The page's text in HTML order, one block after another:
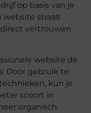
op basis van je
website straalt
vertrouwen
website de
Door gebruik te
kun je
scoort in
organisch